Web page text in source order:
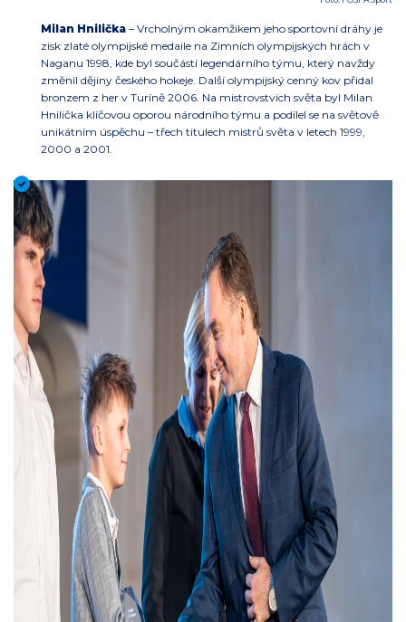
Milan Hnilička – Vrcholným okamžikem jeho sportovní dráhy je
zisk zlaté olympijské medaile na Zimních olympijských hrách v
Naganu 1998, kde byl součástí legendárního týmu, který navždy
změnil dějiny českého hokeje. Další olympijský cenný kov přidal
bronzem z her v Turíně 2006. Na mistrovstvích světa byl Milan
Hnilička klíčovou oporou národního týmu a podílel se na světově
unikátním úspěchu – třech titulech mistrů světa v letech 1999,
2000 a 2001.